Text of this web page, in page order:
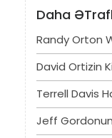
Daha
Randy Orton
David Ortizin
Terrell Davis
Jeff